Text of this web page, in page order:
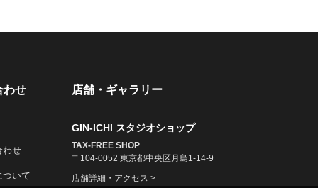
わせ
わせ
ついて
店舗・ギャラリー
GIN-ICHI スタジオショップ
TAX-FREE SHOP
〒104-0052 東京都中央区月島1-14-9
店舗詳細・アクセス >